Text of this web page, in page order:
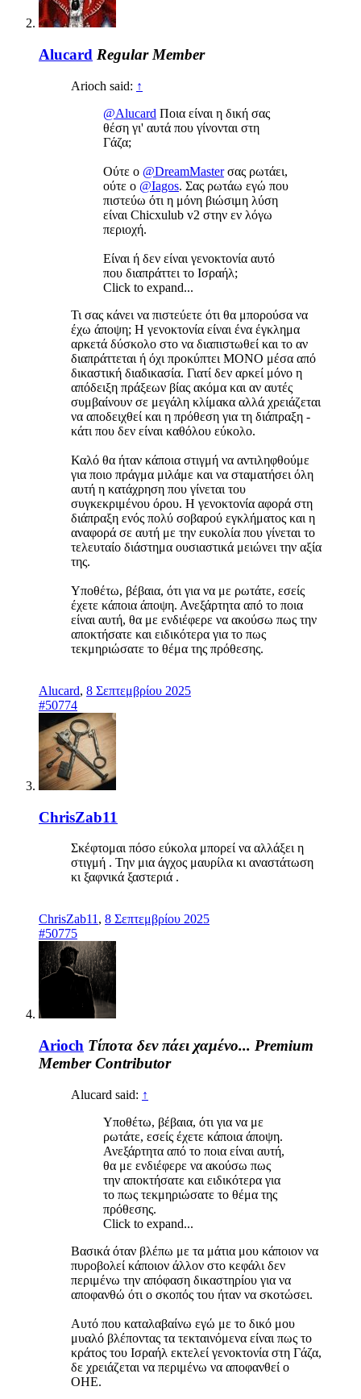
Alucard Regular Member
Arioch said: ↑
@Alucard Ποια είναι η δική σας
θέση γι' αυτά που γίνονται στη
Γάζα;
Ούτε ο @DreamMasterσας ρωτάει,
ούτε ο @Iagos. Σας ρωτάω εγώ που
πιστεύω ότι η μόνη βιώσιμη λύση
είναι Chicxulub v2 στην εν λόγω
περιοχή.
Είναι ή δεν είναι γενοκτονία αυτό
που διαπράττει το Ισραήλ;
Click to expand...
Τι σας κάνει να πιστεύετε ότι θα μπορούσα να
έχω άποψη; Η γενοκτονία είναι ένα έγκλημα
αρκετά δύσκολο στο να διαπιστωθεί και το αν
διαπράττεται ή όχι προκύπτει ΜΟΝΟ μέσα από
δικαστική διαδικασία. Γιατί δεν αρκεί μόνο η
απόδειξη πράξεων βίας ακόμα και αν αυτές
συμβαίνουν σε μεγάλη κλίμακα αλλά χρειάζεται
να αποδειχθεί και η πρόθεση για τη διάπραξη -
κάτι που δεν είναι καθόλου εύκολο.
Καλό θα ήταν κάποια στιγμή να αντιληφθούμε
για ποιο πράγμα μιλάμε και να σταματήσει όλη
αυτή η κατάχρηση που γίνεται του
συγκεκριμένου όρου. Η γενοκτονία αφορά στη
διάπραξη ενός πολύ σοβαρού εγκλήματος και η
αναφορά σε αυτή με την ευκολία που γίνεται το
τελευταίο διάστημα ουσιαστικά μειώνει την αξία
της.
Υποθέτω, βέβαια, ότι για να με ρωτάτε, εσείς
έχετε κάποια άποψη. Ανεξάρτητα από το ποια
είναι αυτή, θα με ενδιέφερε να ακούσω πως την
αποκτήσατε και ειδικότερα για το πως
τεκμηριώσατε το θέμα της πρόθεσης.
Alucard, 8 Σεπτεμβρίου 2025
#50774
ChrisZab11
Σκέφτομαι πόσο εύκολα μπορεί να αλλάξει η
στιγμή . Την μια άγχος μαυρίλα κι αναστάτωση
κι ξαφνικά ξαστεριά .
ChrisZab11 , 8 Σεπτεμβρίου 2025
#50775
Arioch Τίποτα δεν πάει χαμένο... Premium
Member Contributor
Alucard said: ↑
Υποθέτω, βέβαια, ότι για να με
ρωτάτε, εσείς έχετε κάποια άποψη.
Ανεξάρτητα από το ποια είναι αυτή,
θα με ενδιέφερε να ακούσω πως
την αποκτήσατε και ειδικότερα για
το πως τεκμηριώσατε το θέμα της
πρόθεσης.
Click to expand...
Βασικά όταν βλέπω με τα μάτια μου κάποιον να
πυροβολεί κάποιον άλλον στο κεφάλι δεν
περιμένω την απόφαση δικαστηρίου για να
αποφανθώ ότι ο σκοπός του ήταν να σκοτώσει.
Αυτό που καταλαβαίνω εγώ με το δικό μου
μυαλό βλέποντας τα τεκταινόμενα είναι πως το
κράτος του Ισραήλ εκτελεί γενοκτονία στη Γάζα,
δε χρειάζεται να περιμένω να αποφανθεί ο
ΟΗΕ.